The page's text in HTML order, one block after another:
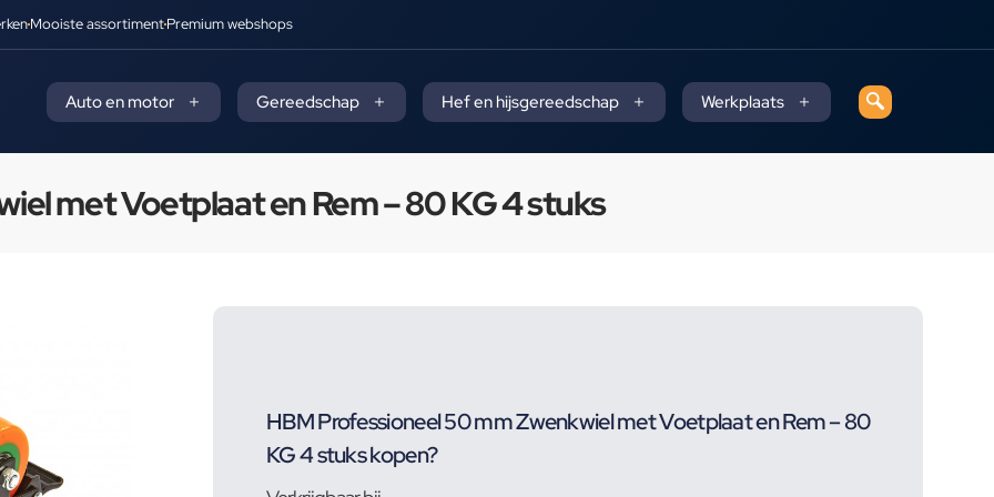
Mooiste assortimentPremium webshops
Auto en motor Gereedschap Hef en hijsgereedschap Werkplaats
met Voetplaat en Rem – 80 KG 4 stuks
HBM Professioneel 50 mm Zwenkwiel met Voetplaat en Rem – 80
KG 4 stuks kopen?